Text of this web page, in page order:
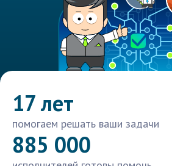
17 лет
помогаем решать ваши задачи
885 000